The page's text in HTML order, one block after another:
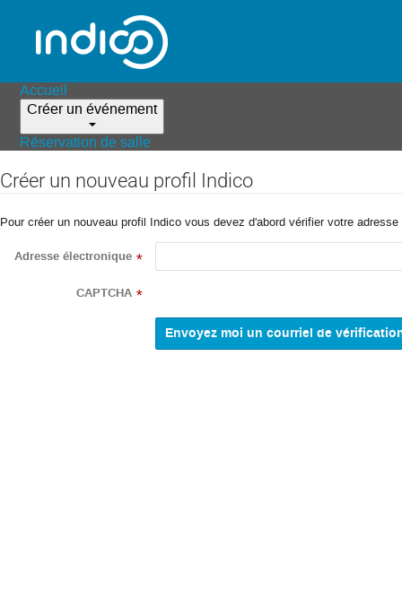
Accueil
Créer un événement
Réservation de salle
Créer un nouveau profil Indico
Pour créer un nouveau profil Indico vous devez d'abord vérifier votre
Adresse électronique *
CAPTCHA *